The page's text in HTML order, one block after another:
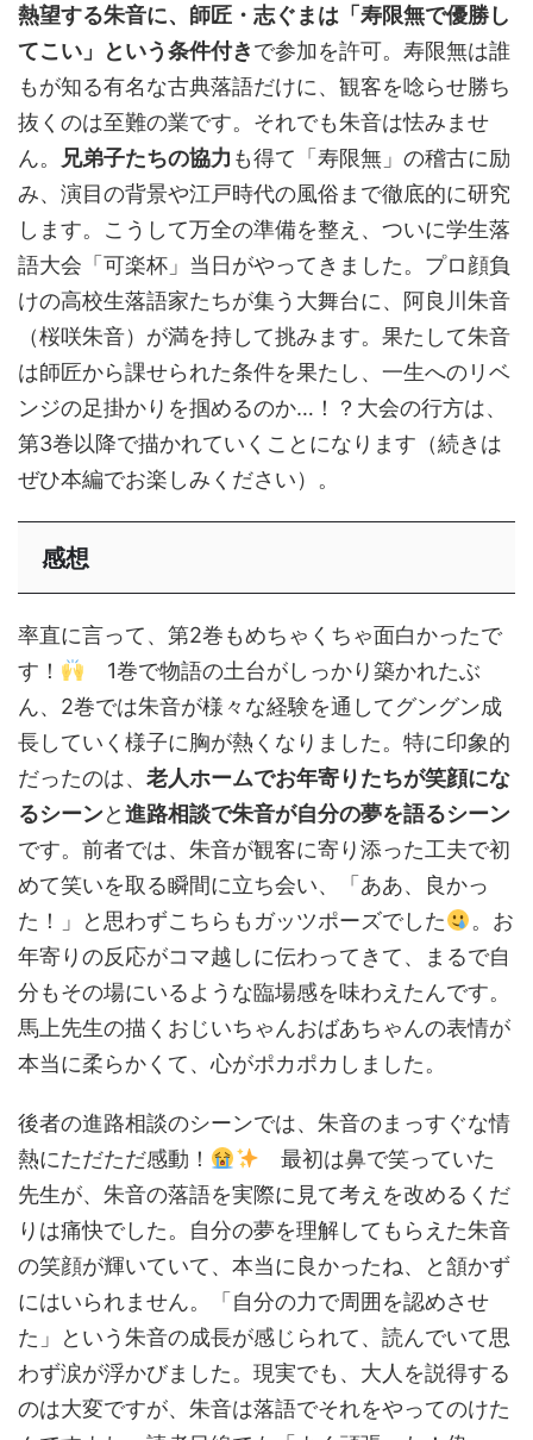
熱望する朱音に、師匠・志ぐまは「寿限無で優勝し
てこい」という条件付きで参加を許可。寿限無は誰
もが知る有名な古典落語だけに、観客を唸らせ勝ち
抜くのは至難の業です。それでも朱音は怯みませ
ん。
兄弟子たちの協力 も得て「寿限無」の稽古に励
み、演目の背景や江戸時代の風俗まで徹底的に研究
します。こうして万全の準備を整え、ついに学生落
語大会「可楽杯」当日がやってきました。プロ顔負
けの高校生落語家たちが集う大舞台に、阿良川朱音
（桜咲朱音）が満を持して挑みます。果たして朱音
は師匠から課せられた条件を果たし、一生へのリベ
ンジの足掛かりを掴めるのか…！？大会の行方は、
第3巻以降で描かれていくことになります（続きは
ぜひ本編でお楽しみください）。
感想
率直に言って、第2巻もめちゃくちゃ面白かったで
す！
1巻で物語の土台がしっかり築かれたぶ
ん、2巻では朱音が様々な経験を通してグングン成
長していく様子に胸が熱くなりました。特に印象的
だったのは、 老人ホームでお年寄りたちが笑顔にな
るシーンと進路相談で朱音が自分の夢を語るシーン
です。前者では、朱音が観客に寄り添った工夫で初
めて笑いを取る瞬間に立ち会い、「ああ、良かっ
た！」と思わずこちらもガッツポーズでした
。お
年寄りの反応がコマ越しに伝わってきて、まるで自
分もその場にいるような臨場感を味わえたんです。
馬上先生の描くおじいちゃんおばあちゃんの表情が
本当に柔らかくて、心がポカポカしました。
後者の進路相談のシーンでは、朱音のまっすぐな情
熱にただただ感動！
最初は鼻で笑っていた
先生が、朱音の落語を実際に見て考えを改めるくだ
りは痛快でした。自分の夢を理解してもらえた朱音
の笑顔が輝いていて、本当に良かったね、と頷かず
にはいられません。「自分の力で周囲を認めさせ
た」という朱音の成長が感じられて、読んでいて思
わず涙が浮かびました。現実でも、大人を説得する
のは大変ですが、朱音は落語でそれをやってのけた